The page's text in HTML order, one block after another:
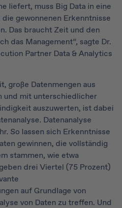
liefert, muss Big Data in eine
gewonnenen Erkenntnisse
Das braucht Zeit und den
das Management“, sagte Dr.
Partner Data & Analytics
große Datenmengen aus
und mit unterschiedlicher
auszuwerten, ist dabei
Datenanalyse
So lassen sich Erkenntnisse
gewinnen, die vollständig
stammen, wie etwa
drei Viertel (75 Prozent)
auf Grundlage von
von Daten zu treffen. Und